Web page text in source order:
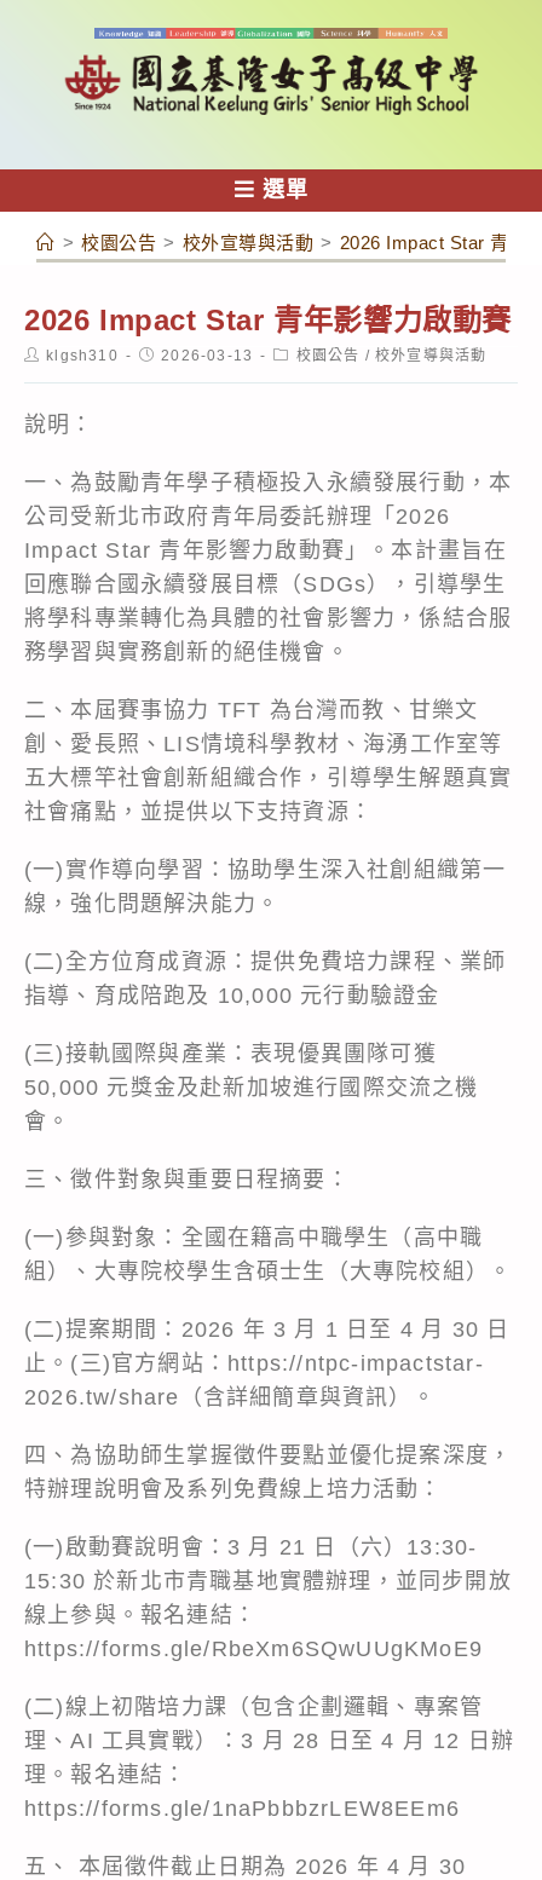
容
選單
> 校園公告 > 校外宣導與活動 > 2026 Impact Star 青年
2026 Impact Star 青年影響力啟動賽
Postklgsh310
Post2026-03-13
Post校園公告 / 校外宣導與活動
說明：
一、為鼓勵青年學子積極投入永續發展行動，本
公司受新北市政府青年局委託辦理「2026
Impact Star 青年影響力啟動賽」。本計畫旨在
回應聯合國永續發展目標（SDGs），引導學生
將學科專業轉化為具體的社會影響力，係結合服
務學習與實務創新的絕佳機會。
二、本屆賽事協力 TFT 為台灣而教、甘樂文
創、愛長照、LIS情境科學教材、海湧工作室等
五大標竿社會創新組織合作，引導學生解題真實
社會痛點，並提供以下支持資源：
(一)實作導向學習：協助學生深入社創組織第一
線，強化問題解決能力。
(二)全方位育成資源：提供免費培力課程、業師
指導、育成陪跑及 10,000 元行動驗證金
(三)接軌國際與產業：表現優異團隊可獲
50,000 元獎金及赴新加坡進行國際交流之機
會。
三、徵件對象與重要日程摘要：
(一)參與對象：全國在籍高中職學生（高中職
組）、大專院校學生含碩士生（大專院校組）。
(二)提案期間：2026 年 3 月 1 日至 4 月 30 日
止。(三)官方網站： https://ntpc-impactstar-
2026.tw/share （含詳細簡章與資訊）。
四、為協助師生掌握徵件要點並優化提案深度，
特辦理說明會及系列免費線上培力活動：
(一)啟動賽說明會：3 月 21 日（六）13:30-
15:30 於新北市青職基地實體辦理，並同步開放
線上參與。報名連結：
https://forms.gle/RbeXm6SQwUUgKMoE9
(二)線上初階培力課（包含企劃邏輯、專案管
理、AI 工具實戰）：3 月 28 日至 4 月 12 日辦
理。報名連結：
https://forms.gle/1naPbbbzrLEW8EEm6
五、 本屆徵件截止日期為 2026 年 4 月 30